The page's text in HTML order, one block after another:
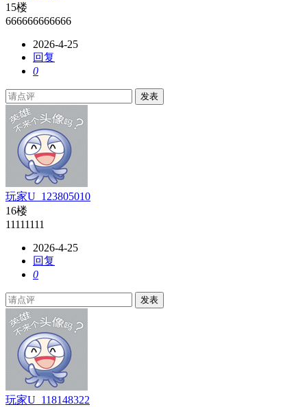
15楼
666666666666
2026-4-25
回复
0
发表
玩家U_123805010
16楼
11111111
2026-4-25
回复
0
发表
玩家U_118148322